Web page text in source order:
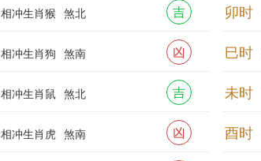
相冲生肖猴 煞北 吉 卯时
相冲生肖狗 煞南 凶 巳时
相冲生肖鼠 煞北 吉 未时
相冲生肖虎 煞南 凶 酉时